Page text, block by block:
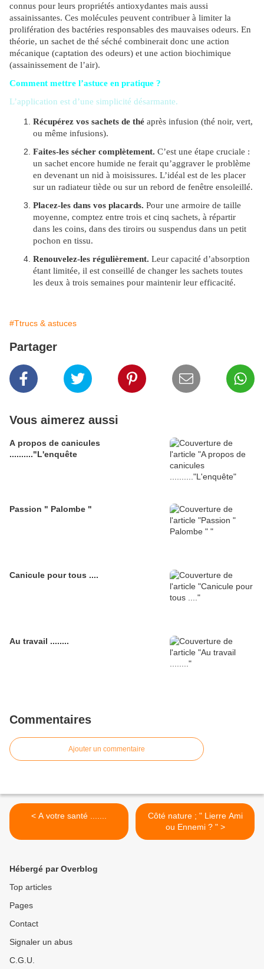
connus pour leurs propriétés antioxydantes mais aussi
assainissantes. Ces molécules peuvent contribuer à limiter la
prolifération des bactéries responsables des mauvaises odeurs. En
théorie, un sachet de thé séché combinerait donc une action
mécanique (captation des odeurs) et une action biochimique
(assainissement de l’air).
Comment mettre l’astuce en pratique ?
L’application est d’une simplicité désarmante.
Récupérez vos sachets de thé après infusion (thé noir, vert,
ou même infusions).
Faites-les sécher complètement. C’est une étape cruciale :
un sachet encore humide ne ferait qu’aggraver le problème
en devenant un nid à moisissures. L’idéal est de les placer
sur un radiateur tiède ou sur un rebord de fenêtre ensoleillé.
Placez-les dans vos placards. Pour une armoire de taille
moyenne, comptez entre trois et cinq sachets, à répartir
dans les coins, dans des tiroirs ou suspendus dans un petit
pochon en tissu.
Renouvelez-les régulièrement. Leur capacité d’absorption
étant limitée, il est conseillé de changer les sachets toutes
les deux à trois semaines pour maintenir leur efficacité.
#Ttrucs & astuces
Partager
Vous aimerez aussi
A propos de canicules
.........."L'enquête
Passion " Palombe "
Canicule pour tous ....
Au travail ........
Commentaires
Ajouter un commentaire
< A votre santé .......
Côté nature ; " Lierre Ami
ou Ennemi ? " >
Hébergé par Overblog
Top articles
Pages
Contact
Signaler un abus
C.G.U.